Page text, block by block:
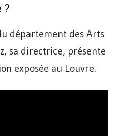
?
département des Arts
sa directrice, présente
exposée au Louvre.